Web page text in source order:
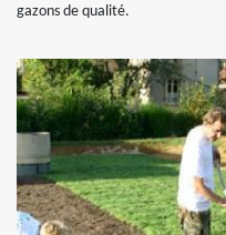
gazons de qualité.